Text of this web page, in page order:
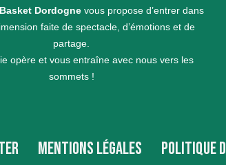
Dordognevous propose d’entrer dans
faite de spectacle, d’émotions et de
partage.
opère et vous entraîne avec nous vers les
sommets !
MENTIONS LÉGALES POLITIQUE